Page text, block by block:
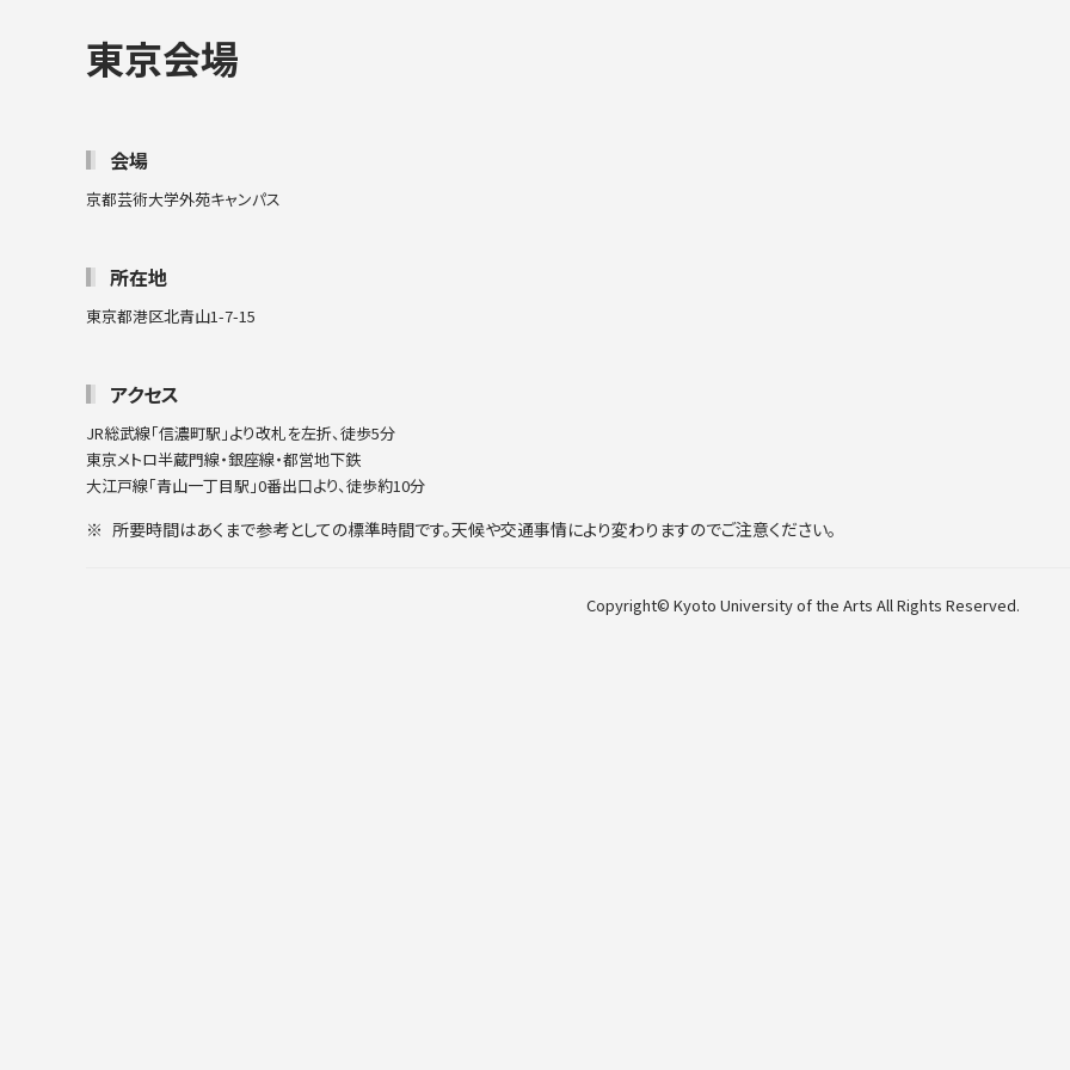
東京会場
会場
京都芸術大学外苑キャンパス
所在地
東京都港区北青山1-7-15
アクセス
JR総武線「信濃町駅」より改札を左折、徒歩5分
東京メトロ半蔵門線・銀座線・都営地下鉄
大江戸線「青山一丁目駅」0番出口より、徒歩約10分
所要時間はあくまで参考としての標準時間です。天候や交通事情により変わりますのでご注意ください。
Copyright© Kyoto University of the Arts All Rights Reserved.